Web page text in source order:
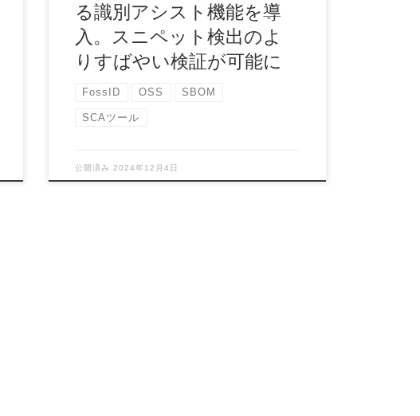
る識別アシスト機能を導
入。スニペット検出のよ
りすばやい検証が可能に
FossID OSS SBOM
SCAツール
公開済み2024年12月4日